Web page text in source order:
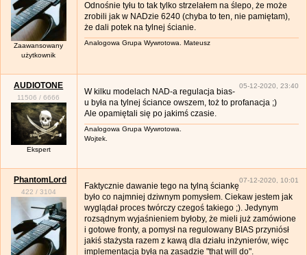
Zaawansowany
użytkownik
Odnośnie tyłu to tak tylko strzelałem na ślepo, że może
zrobili jak w NADzie 6240 (chyba to ten, nie pamiętam),
że dali potek na tylnej ścianie.
Analogowa Grupa Wywrotowa. Mateusz
AUDIOTONE
11506 /6666
Ekspert
05-12-2020, 23:40
W kilku modelach NAD-a regulacja bias-
u była na tylnej ściance owszem, toż to profanacja ;)
Ale opamiętali się po jakimś czasie.
Analogowa Grupa Wywrotowa.
Wojtek.
PhantomLord
422 / 3104
07-12-2020, 10:01
Faktycznie dawanie tego na tylną ściankę
było co najmniej dziwnym pomysłem. Ciekaw jestem jak
wyglądał proces twórczy czegoś takiego ;). Jedynym
rozsądnym wyjaśnieniem byłoby, że mieli już zamówione
i gotowe fronty, a pomysł na regulowany BIAS przyniósł
jakiś stażysta razem z kawą dla działu inżynierów, więc
implementacja była na zasadzie "that will do".